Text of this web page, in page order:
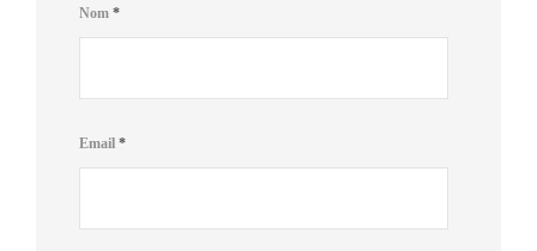
Nom *
Email *